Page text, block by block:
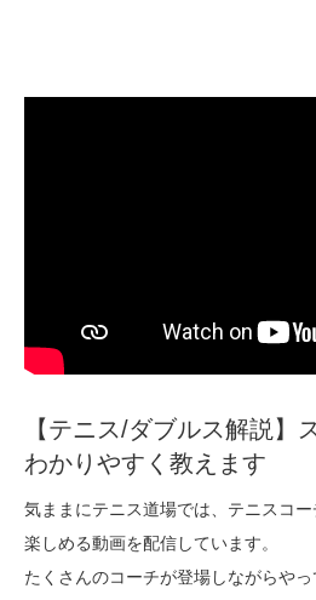
【テニス/ダブルス解説】
わかりやすく教えます
気ままにテニス道場では、テニスコ
楽しめる動画を配信しています。
たくさんのコーチが登場しながらやっ